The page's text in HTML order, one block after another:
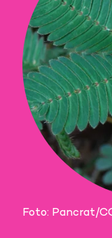
Foto: Pancrat/